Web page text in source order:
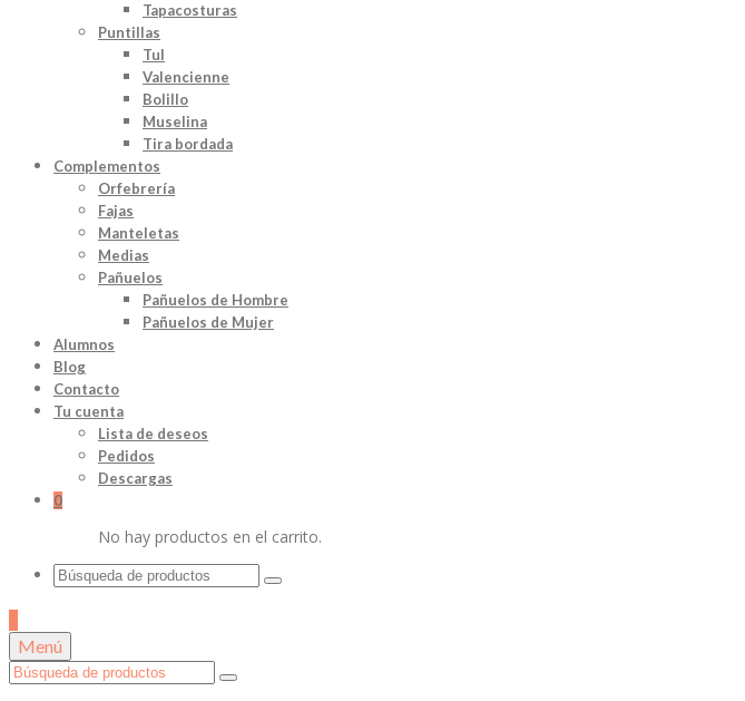
Tapacosturas
Puntillas
Tul
Valencienne
Bolillo
Muselina
Tira bordada
Complementos
Orfebrería
Fajas
Manteletas
Medias
Pañuelos
Pañuelos de Hombre
Pañuelos de Mujer
Alumnos
Blog
Contacto
Tu cuenta
Lista de deseos
Pedidos
Descargas
0
No hay productos en el carrito.
Buscar
Menú
Buscar